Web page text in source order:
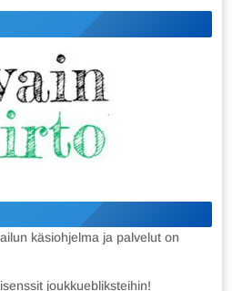
käsiohjelma ja palvelut on
joukkuebliksteihin!